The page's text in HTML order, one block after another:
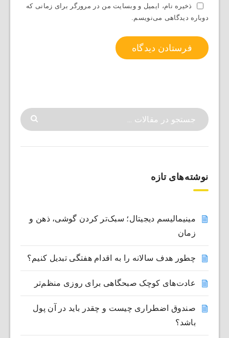
ذخیره نام، ایمیل و وبسایت من در مرورگر برای زمانی که
دوباره دیدگاهی می‌نویسم.
نوشته‌های تازه
مینیمالیسم دیجیتال؛ سبک‌تر کردن گوشی، ذهن و
زمان
چطور هدف سالانه را به اقدام هفتگی تبدیل کنیم؟
عادت‌های کوچک صبحگاهی برای روزی منظم‌تر
صندوق اضطراری چیست و چقدر باید در آن پول
باشد؟